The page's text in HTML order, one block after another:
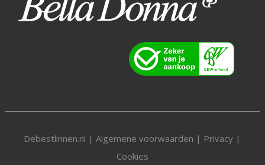
Debestlinnen.nl |Algemene voorwaarden | Privacy |
Cookies